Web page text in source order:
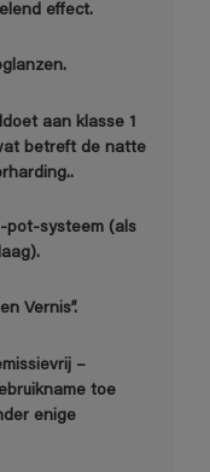
effect.
aan klasse 1
betreft de natte
pot-systeem (als
Vernis”.
–
toe
enige